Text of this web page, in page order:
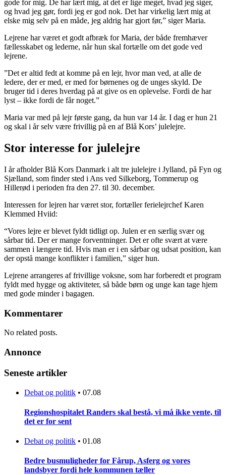
gode for mig. De har lært mig, at det er lige meget, hvad jeg siger,
og hvad jeg gør, fordi jeg er god nok. Det har virkelig lært mig at
elske mig selv på en måde, jeg aldrig har gjort før,” siger Maria.
Lejrene har været et godt afbræk for Maria, der både fremhæver
fællesskabet og lederne, når hun skal fortælle om det gode ved
lejrene.
”Det er altid fedt at komme på en lejr, hvor man ved, at alle de
ledere, der er med, er med for børnenes og de unges skyld. De
bruger tid i deres hverdag på at give os en oplevelse. Fordi de har
lyst – ikke fordi de får noget.”
Maria var med på lejr første gang, da hun var 14 år. I dag er hun 21
og skal i år selv være frivillig på en af Blå Kors’ julelejre.
Stor interesse for julelejre
I år afholder Blå Kors Danmark i alt tre julelejre i Jylland, på Fyn og
Sjælland, som finder sted i Ans ved Silkeborg, Tommerup og
Hillerød i perioden fra den 27. til 30. december.
Interessen for lejren har været stor, fortæller ferielejrchef Karen
Klemmed Hviid:
“Vores lejre er blevet fyldt tidligt op. Julen er en særlig svær og
sårbar tid. Der er mange forventninger. Det er ofte svært at være
sammen i længere tid. Hvis man er i en sårbar og udsat position, kan
der opstå mange konflikter i familien,” siger hun.
Lejrene arrangeres af frivillige voksne, som har forberedt et program
fyldt med hygge og aktiviteter, så både børn og unge kan tage hjem
med gode minder i bagagen.
Kommentarer
No related posts.
Annonce
Seneste artikler
Debat og politik • 07.08
Regionshospitalet Randers skal bestå, vi må ikke vente, til
det er for sent
Debat og politik • 01.08
Bedre busmuligheder for Fårup, Asferg og vores
landsbyer fordi hele kommunen tæller